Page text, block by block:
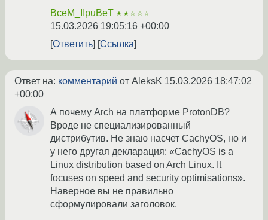
BceM_IIpuBeT ★★☆☆☆
15.03.2026 19:05:16 +00:00
Ответить
Ссылка
Ответ на: комментарий от AleksK 15.03.2026 18:47:02
+00:00
А почему Arch на платформе ProtonDB?
Вроде не специализированный
дистрибутив. Не знаю насчет CachyOS, но и
у него другая декларация: «CachyOS is a
Linux distribution based on Arch Linux. It
focuses on speed and security optimisations».
Наверное вы не правильно
сформулировали заголовок.